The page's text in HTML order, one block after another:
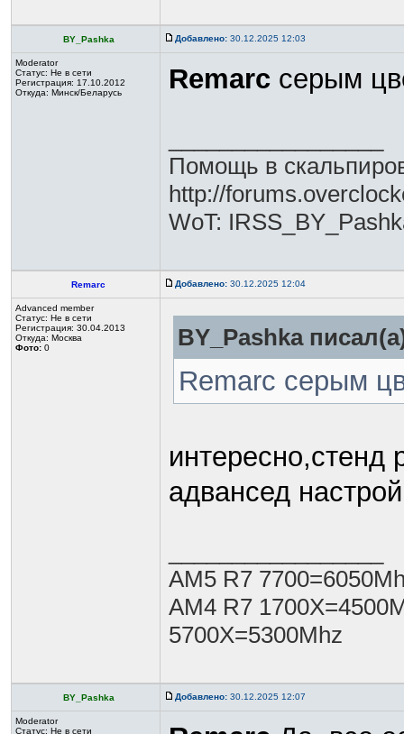
BY_Pashka Добавлено: 30.12.2025 12:03
Moderator
Статус: Не в сети
Регистрация: 17.10.2012
Откуда: Минск/Беларусь
Remarc серым
Помощь в
http://
WoT:
Remarc Добавлено: 30.12.2025 12:04
Advanced member
Статус: Не в сети
Регистрация: 30.04.2013
Откуда: Москва
Фото: 0 BY_Pashka
Remarc серым
интересно,стенд
адвансед
AM5 R7
AM4 R7
5700X=5300Mhz
BY_Pashka Добавлено: 30.12.2025 12:07
Moderator
Статус: Не в сети